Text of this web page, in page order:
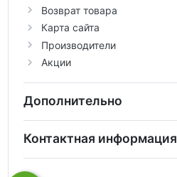
Возврат товара
Карта сайта
Производители
Акции
Дополнительно
Контактная информация